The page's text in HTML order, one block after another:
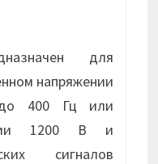
для
напряжении
400 Гц или
1200 В и
сигналов